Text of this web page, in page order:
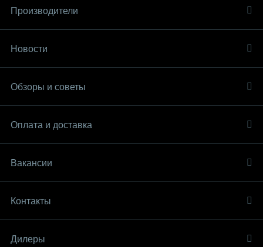
Производители
Новости
Обзоры и советы
Оплата и доставка
Вакансии
Контакты
Дилеры